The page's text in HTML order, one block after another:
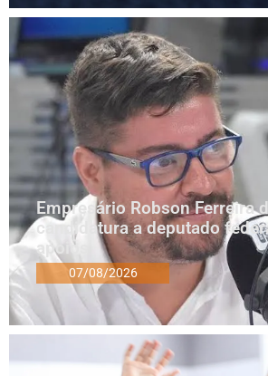
Empresário Robson Ferreira
candidatura a deputado
apoios
07/08/2026